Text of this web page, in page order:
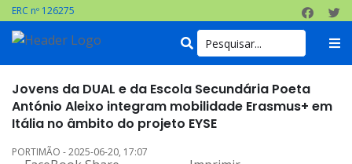
ERC nº 126275
Jovens da DUAL e da Escola Secundária Poeta
António Aleixo integram mobilidade Erasmus+ em
Itália no âmbito do projeto EYSE
PORTIMÃO - 2025-06-20, 17:07